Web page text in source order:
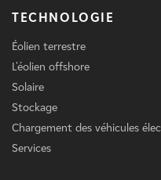
TECHNOLOGIE
Éolien terrestre
L'éolien offshore
Solaire
Stockage
Chargement des véhicules
Services